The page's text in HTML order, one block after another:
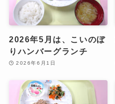
2026年5月は、こいのぼ
りハンバーグランチ
2026年6月1日